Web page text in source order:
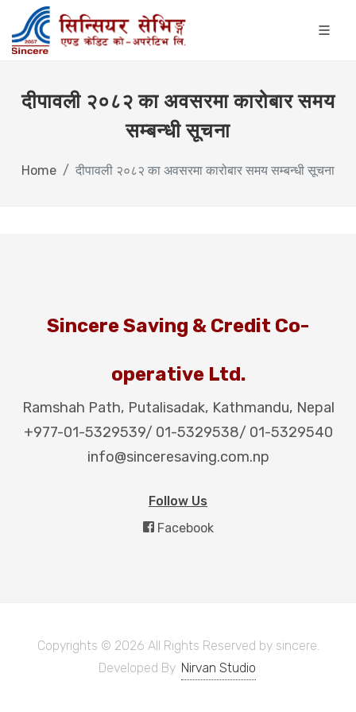
दीपावली २०८२ का अवसरमा कारोबार समय
सम्बन्धी सूचना
Home दीपावली २०८२ का अवसरमा कारोबार समय सम्बन्धी सूचना
Sincere Saving & Credit Co-
operative Ltd.
Ramshah Path, Putalisadak, Kathmandu, Nepal
+977-01-5329539/ 01-5329538/ 01-5329540
info@sinceresaving.com.np
Follow Us
Facebook
Copyrights © 2026 All Rights Reserved by sincere.
Developed By Nirvan Studio